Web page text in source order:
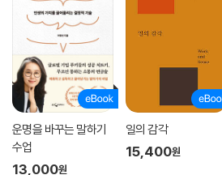
운명을 바꾸는 말하기
수업
13,000원
일의 감각
15,400원